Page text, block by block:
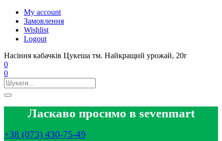
My account
Замовлення
Wishlist
Logout
Насіння кабачків Цукеша тм. Найкращий урожай, 20г
0
0
Ласкаво просимо в sevenmart
+38 (073) 430-75-49